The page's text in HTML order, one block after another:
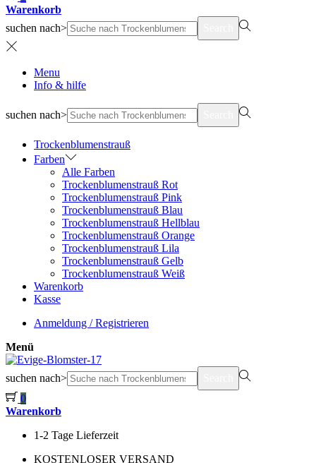
Warenkorb
suchen nach>
Menu
Info & hilfe
suchen nach>
Trockenblumenstrauß
Farben
Alle Farben
Trockenblumenstrauß Rot
Trockenblumenstrauß Pink
Trockenblumenstrauß Blau
Trockenblumenstrauß Hellblau
Trockenblumenstrauß Orange
Trockenblumenstrauß Lila
Trockenblumenstrauß Gelb
Trockenblumenstrauß Weiß
Warenkorb
Kasse
Anmeldung / Registrieren
Menü
suchen nach>
0
Warenkorb
1-2 Tage Lieferzeit
KOSTENLOSER VERSAND